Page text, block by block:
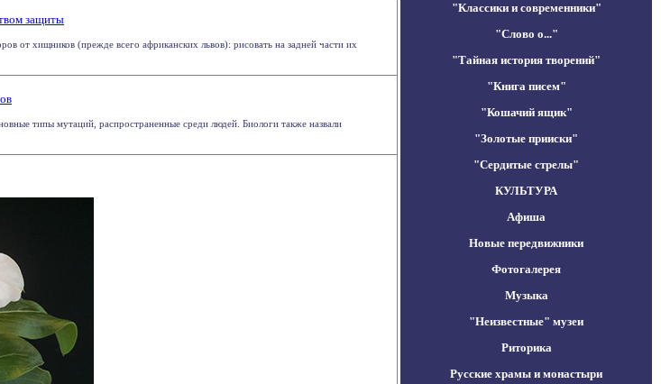
защиты
от хищников (прежде всего африканских львов): рисовать на задней части их
типы мутаций, распространенные среди людей. Биологи также назвали
"Классики и современники"
"Слово о..."
"Тайная история творений"
"Книга писем"
"Кошачий ящик"
"Золотые прииски"
"Сердитые стрелы"
КУЛЬТУРА
Афиша
Новые передвижники
Фотогалерея
Музыка
"Неизвестные" музеи
Риторика
Русские храмы и монастыри